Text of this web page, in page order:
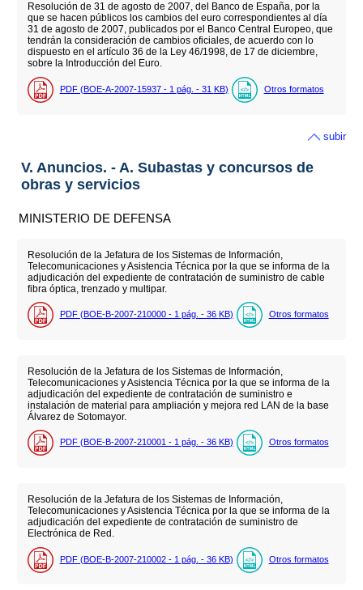
Resolución de 31 de agosto de 2007, del Banco de España, por la
que se hacen públicos los cambios del euro correspondientes al día
31 de agosto de 2007, publicados por el Banco Central Europeo, que
tendrán la consideración de cambios oficiales, de acuerdo con lo
dispuesto en el artículo 36 de la Ley 46/1998, de 17 de diciembre,
sobre la Introducción del Euro.
PDF (BOE-A-2007-15937 - 1 pág. - 31 KB) Otros formatos
subir
V. Anuncios. - A. Subastas y concursos de
obras y servicios
MINISTERIO DE DEFENSA
Resolución de la Jefatura de los Sistemas de Información,
Telecomunicaciones y Asistencia Técnica por la que se informa de la
adjudicación del expediente de contratación de suministro de cable
fibra óptica, trenzado y multipar.
PDF (BOE-B-2007-210000 - 1 pág. - 36 KB) Otros formatos
Resolución de la Jefatura de los Sistemas de Información,
Telecomunicaciones y Asistencia Técnica por la que se informa de la
adjudicación del expediente de contratación de suministro e
instalación de material para ampliación y mejora red LAN de la base
Álvarez de Sotomayor.
PDF (BOE-B-2007-210001 - 1 pág. - 36 KB) Otros formatos
Resolución de la Jefatura de los Sistemas de Información,
Telecomunicaciones y Asistencia Técnica por la que se informa de la
adjudicación del expediente de contratación de suministro de
Electrónica de Red.
PDF (BOE-B-2007-210002 - 1 pág. - 36 KB) Otros formatos